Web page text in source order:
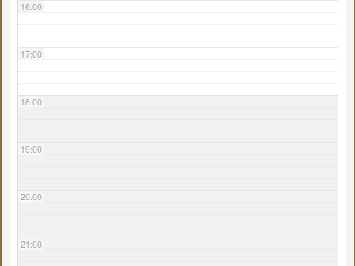
16:00
17:00
18:00
19:00
20:00
21:00